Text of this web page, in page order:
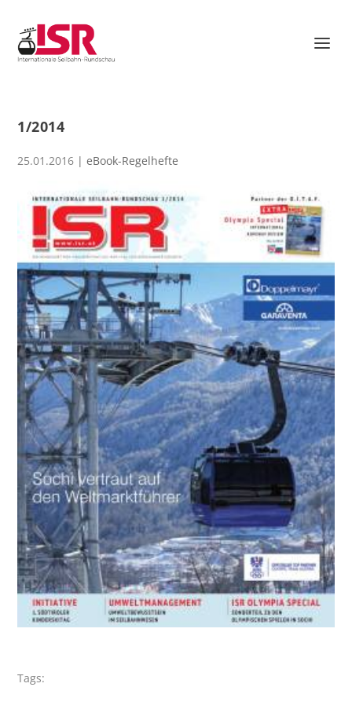
1/2014
25.01.2016 |eBook-Regelhefte
Tags: